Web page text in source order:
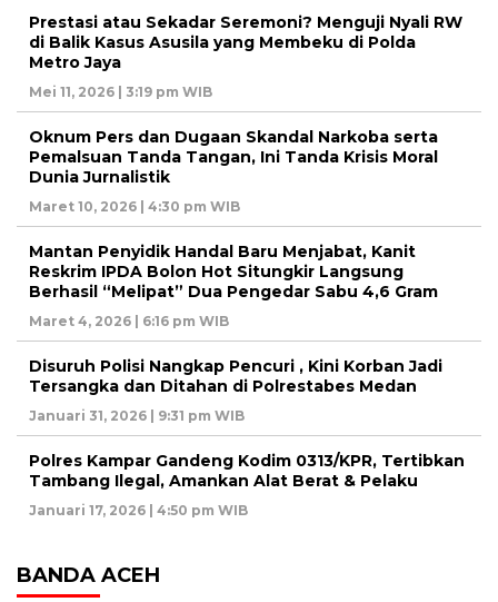
Prestasi atau Sekadar Seremoni? Menguji Nyali RW
di Balik Kasus Asusila yang Membeku di Polda
Metro Jaya
Mei 11, 2026 | 3:19 pm WIB
Oknum Pers dan Dugaan Skandal Narkoba serta
Pemalsuan Tanda Tangan, Ini Tanda Krisis Moral
Dunia Jurnalistik
Maret 10, 2026 | 4:30 pm WIB
Mantan Penyidik Handal Baru Menjabat, Kanit
Reskrim IPDA Bolon Hot Situngkir Langsung
Berhasil “Melipat” Dua Pengedar Sabu 4,6 Gram
Maret 4, 2026 | 6:16 pm WIB
Disuruh Polisi Nangkap Pencuri , Kini Korban Jadi
Tersangka dan Ditahan di Polrestabes Medan
Januari 31, 2026 | 9:31 pm WIB
Polres Kampar Gandeng Kodim 0313/KPR, Tertibkan
Tambang Ilegal, Amankan Alat Berat & Pelaku
Januari 17, 2026 | 4:50 pm WIB
BANDA ACEH